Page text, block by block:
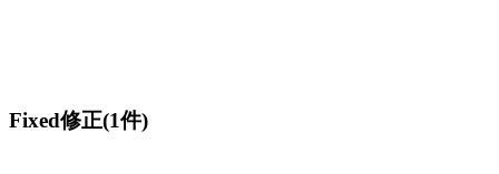
Fixed修正(1件)